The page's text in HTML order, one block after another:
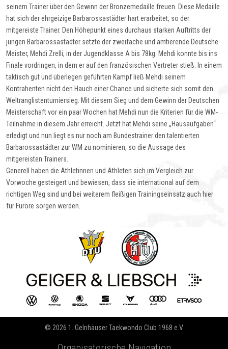
seinem Trainer über den Gewinn der Bronzemedaille freuen. Diese Medaille
hat sich der ehrgeizige Barbarossastädter hart erarbeitet, so der
mitgereiste Trainer. Den Höhepunkt eines durchaus starken Auftritts der
jungen Barbarossastädter setzte der zweifache und amtierende Deutsche
Meister, Mehdi Zrelli, in der Jugendklasse A bis 78kg. Mehdi konnte bis ins
Finale vordringen, in dem er auf den französischen Vertreter stieß. In einem
taktisch gut und überlegen geführten Kampf ließ Mehdi seinem
Kontrahenten nicht den Hauch einer Chance und sicherte sich somit den
Weltranglistenturniersieg. Mit diesem Sieg und dem Gewinn der Deutschen
Meisterschaft vor ein paar Wochen hat Mehdi nun die Kriterien für die WM-
Teilnahme in diesem Jahr erreicht. Jetzt hat Mehdi seine „Hausaufgaben“
erledigt und nun liegt es nur noch am Bundestrainer den talentierten
Barbarossastädter zur WM zu nominieren, so die Aussage des
mitgereisten Trainers.
Generell haben die Athletinnen und Athleten sich im Vergleich zur
Vorwoche gesteigert und bewiesen, dass sie international auf dem
richtigen Weg sind und bei weiterem fleißigen Trainingseinsatz auch hier
für Furore sorgen werden.
© 2026 1. Gelnhäuser Taekwondo Club 1968 e.V